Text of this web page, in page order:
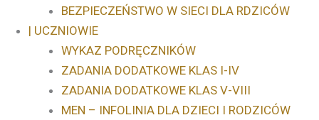
BEZPIECZEŃSTWO W SIECI DLA RDZICÓW
| UCZNIOWIE
WYKAZ PODRĘCZNIKÓW
ZADANIA DODATKOWE KLAS I-IV
ZADANIA DODATKOWE KLAS V-VIII
MEN – INFOLINIA DLA DZIECI I RODZICÓW